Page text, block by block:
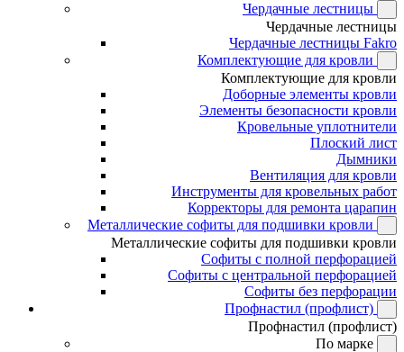
Чердачные лестницы
Чердачные лестницы
Чердачные лестницы Fakro
Комплектующие для кровли
Комплектующие для кровли
Доборные элементы кровли
Элементы безопасности кровли
Кровельные уплотнители
Плоский лист
Дымники
Вентиляция для кровли
Инструменты для кровельных работ
Корректоры для ремонта царапин
Металлические софиты для подшивки кровли
Металлические софиты для подшивки кровли
Софиты с полной перфорацией
Софиты с центральной перфорацией
Софиты без перфорации
Профнастил (профлист)
Профнастил (профлист)
По марке